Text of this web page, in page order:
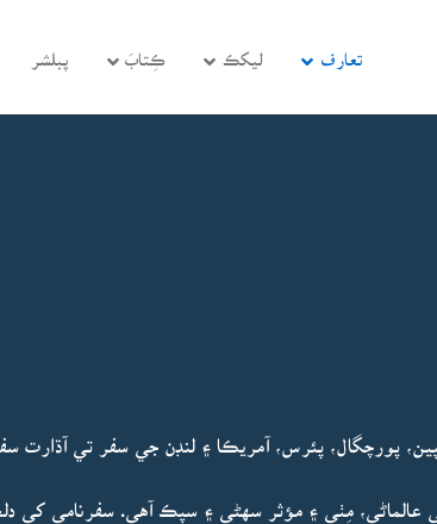
تعارف ليکڪ ڪِتابَ پبلشر
پورچگال، پئرس، آمريڪا ۽ لنڊن جي سفر تي آڌارت
عالماڻي، مِٺي ۽ مؤثر سهڻي ۽ سپڪ آهي. سفرنامي کي